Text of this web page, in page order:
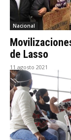
Nacional
de Lasso
11 agosto 2021